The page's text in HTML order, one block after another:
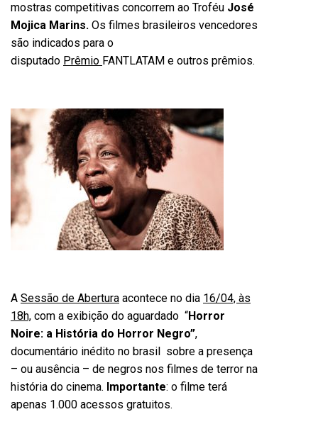
mostras competitivas concorrem ao Troféu José
Mojica Marins. Os filmes brasileiros vencedores
são indicados para o
disputado Prêmio FANTLATAM e outros prêmios.
A Sessão de Abertura acontece no dia 16/04, às
18h, com a exibição do aguardado “Horror
Noire: a História do Horror Negro”,
documentário inédito no brasil sobre a presença
– ou ausência – de negros nos filmes de terror na
história do cinema. Importante: o filme terá
apenas 1.000 acessos gratuitos.